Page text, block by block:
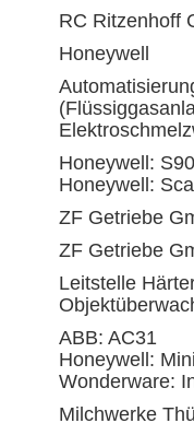
RC Ritzenhoff
Honeywell
Honeywell:
Honeywell:
ZF Getriebe
ZF Getriebe
Leitstelle
ABB: AC31
Honeywell:
Wonderware:
Milchwerke